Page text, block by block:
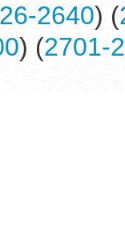
2640) (
) (2701-